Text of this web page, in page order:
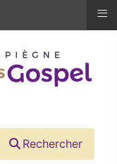
Rechercher
≡